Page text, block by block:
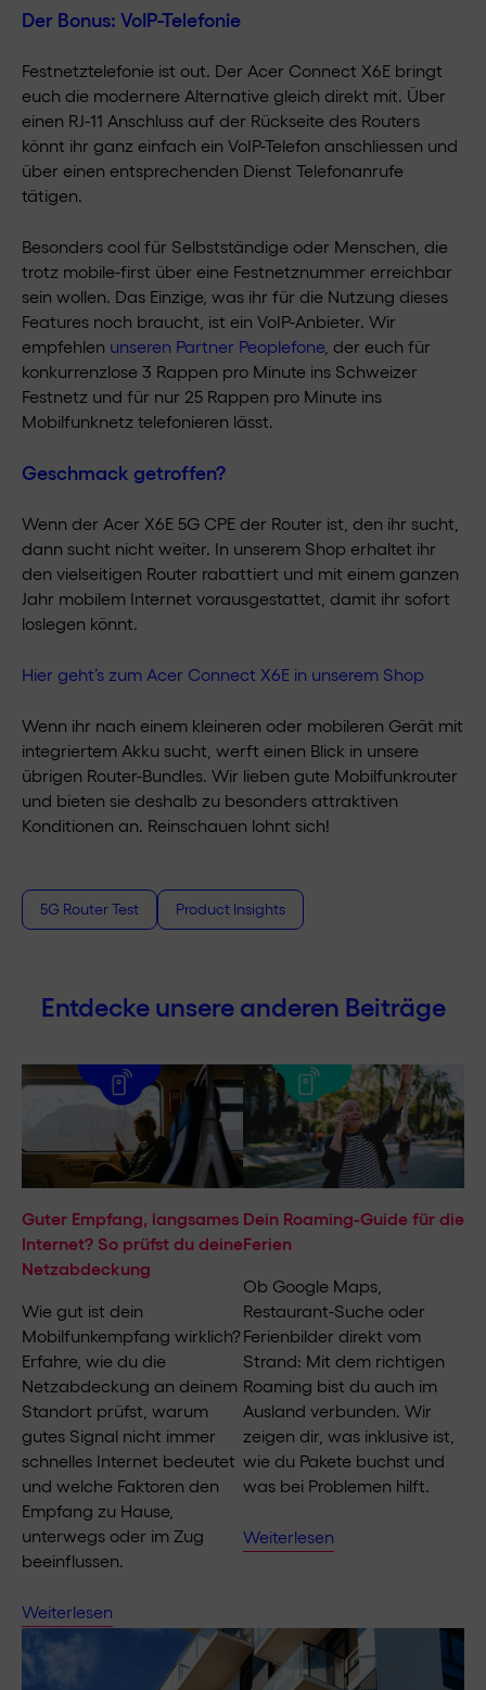
Der Bonus: VoIP-Telefonie
Festnetztelefonie ist out. Der Acer Connect X6E bringt
euch die modernere Alternative gleich direkt mit. Über
einen RJ-11 Anschluss auf der Rückseite des Routers
könnt ihr ganz einfach ein VoIP-Telefon anschliessen und
über einen entsprechenden Dienst Telefonanrufe
tätigen.
Besonders cool für Selbstständige oder Menschen, die
trotz mobile-first über eine Festnetznummer erreichbar
sein wollen. Das Einzige, was ihr für die Nutzung dieses
Features noch braucht, ist ein VoIP-Anbieter. Wir
empfehlen unseren Partner Peoplefone , der euch für
konkurrenzlose 3 Rappen pro Minute ins Schweizer
Festnetz und für nur 25 Rappen pro Minute ins
Mobilfunknetz telefonieren lässt.
Geschmack getroffen?
Wenn der Acer X6E 5G CPE der Router ist, den ihr sucht,
dann sucht nicht weiter. In unserem Shop erhaltet ihr
den vielseitigen Router rabattiert und mit einem ganzen
Jahr mobilem Internet vorausgestattet, damit ihr sofort
loslegen könnt.
Hier geht’s zum Acer Connect X6E in unserem Shop
Wenn ihr nach einem kleineren oder mobileren Gerät mit
integriertem Akku sucht, werft einen Blick in unsere
übrigen Router-Bundles. Wir lieben gute Mobilfunkrouter
und bieten sie deshalb zu besonders attraktiven
Konditionen an. Reinschauen lohnt sich!
5G Router Test Product Insights
Entdecke unsere anderen Beiträge
Guter Empfang, langsames
Internet? So prüfst du deine
Netzabdeckung
Wie gut ist dein
Mobilfunkempfang wirklich?
Erfahre, wie du die
Netzabdeckung an deinem
Standort prüfst, warum
gutes Signal nicht immer
schnelles Internet bedeutet
und welche Faktoren den
Empfang zu Hause,
unterwegs oder im Zug
beeinflussen.
Weiterlesen
Dein Roaming-Guide für die
Ferien
Ob Google Maps,
Restaurant-Suche oder
Ferienbilder direkt vom
Strand: Mit dem richtigen
Roaming bist du auch im
Ausland verbunden. Wir
zeigen dir, was inklusive ist,
wie du Pakete buchst und
was bei Problemen hilft.
Weiterlesen